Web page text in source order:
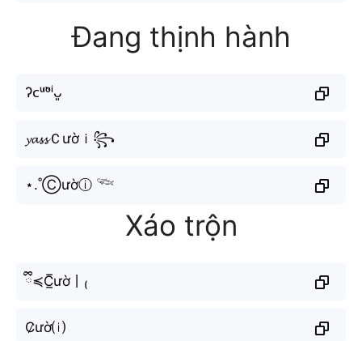
Đang thịnh hành
ʔᴄᵘ̛ᵒ̛̀ⁱᴗ͈
𝔂𝓪𝓼𝓼Ｃườｉ꧂
⋆.˚Ⓒườⓘ 𓆝
Xáo trộn
ྀི≼C̲̅ườ丨₍
C̷ườ⒤